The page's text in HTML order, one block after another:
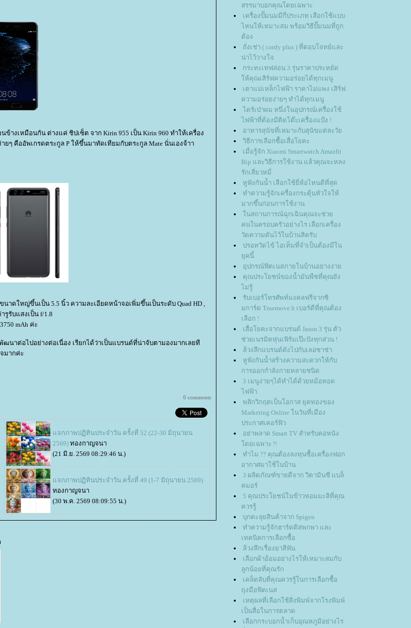
างเหมือนกัน ต่างแค่ ชิปเซ็ต จาก Kirin 955 เป็น Kirin 960 ทำให้เครื่อง
ยๆ คืออัพเกรดตระกูล P ให้ขึ้นมาทัดเทียมกับตระกูล Mate นั่นเองจ้าา
าดใหญ่ขึ้นเป็น 5.5 นิ้ว ความละเอียดหน้าจอเพิ่มขึ้นเป็นระดับ Quad HD ,
รูรับแสงเป็น f/1.8
mAh ค่ะ
าต่อไปอย่างต่อเนื่อง เรียกได้ว่าเป็นแบรนด์ที่น่าจับตามองมากเลยที
มากค่ะ
0 comments
จกภาพปฏิทินประจำวัน ครั้งที่ 52 (22-30 มิถุนายน
2569) ทองกาญจนา
(21 มิ.ย. 2569 08:29:46 น.)
จกภาพปฏิทินประจำวัน ครั้งที่ 49 (1-7 มิถุนายน 2569)
ทองกาญจนา
(30 พ.ค. 2569 08:09:55 น.)
สรรมาบอกคุณโดยเฉพาะ
เครื่องปั๊มนมมีกี่ประเภท เลือกใช้แบบ
ไหนให้เหมาะสม พร้อมวิธีปั๊มนมที่ถูก
ต้อง
ถั่งเช่า ( cordy plus ) ที่ตอบโจทย์และ
น่าไว้วางใจ
กระทะเทฟล่อน 3 รุ่นราคาประหยัด
ห้คุณเสิร์ฟความอร่อยได้ทุกเมนู
เตาแม่เหล็กไฟฟ้า ราคาไม่แพง เสิร์ฟ
ความอร่อยง่ายๆ ทำได้ทุกเมนู
ไดร์เป่าผม หนึ่งในอุปกรณ์เครื่องใช้
ไฟฟ้าที่ต้องมีติดโต๊ะเครื่องแป้ง !
อาหารสุนัขที่เหมาะกับสุนัขแต่ละวั
วิธีการเลือกซื้อเสื่อโยคะ
เมื่อรู้จัก Xiaomi Smartwatch Amazfit
Bip และวิธีการใช้งาน แล้วคุณจะหลง
รักเสี่ยวหมี่
หูฟังกันน้ำ เลือกใช้ยี่ห้อไหนดีที่สุด
ทำความรู้จักเครื่องกระตุ้นหัวใจให้
มากขึ้นก่อนการใช้งาน
นสถานการณ์ฉุกเฉินคุณจะช่ว
คนในครอบครัวอย่างไร เลือกเครื่อง
วัดความดันไว้ในบ้านสิครับ
ปรอทวัดไข้ ไอเท็มที่จำเป็นต้องมีใน
ุคนี้
อุปกรณ์ฟิตเนสภายในบ้านอย่างง่า
คุณประโยชน์ของน้ำมันพืชที่คุณยัง
ไม่รู้
รับเบอร์โทรศัพท์มงคลฟรีจากซิ
มการ์ด Truemove h เบอร์ดีที่คุณต้อง
เลือก !
เสื่อโยคะจากแบรนด์ Jason 3 รุ่น ตัว
ช่วยเนรมิตหุ่นเฟิร์มเป๊ะปังทุกส่วน !
ล้วงลึกแบรนด์ดังไปกับเลอซาช่า
หูฟังกันน้ำสร้างความสะดวกให้กับ
การออกกำลังกายหลายชนิด
3 เมนูง่ายๆได้ทำได้ด้วยหม้อทอด
ไฟฟ้า
พลิกวิกฤตเป็นโอกาส ยุคทองของ
Marketing Online ในวันที่เมือง
ประกาศเคอร์ฟิว
อย่าพลาด Smart TV สำหรับคอหนัง
ดยเฉพาะ !!
ทำไม ?? คุณต้องลงทุนซื้อเครื่องฟอก
อากาศมาใช้ในบ้าน
3 ผลิตภัณฑ์ขายดีจาก วิตามินซี แบล็
คมอร์
5 คุณประโยชน์ในข้าวหอมมะลิที่คุณ
ควรรู้
บุกตะลุยสินค้าจาก Spigen
ทำความรู้จักฮาร์ดดิสพกพา และ
เทคนิคการเลือกซื้อ
ล้วงลึกเรื่องยาสีฟัน
เลือกผ้าอ้อมอย่างไรให้เหมาะสมกับ
ลูกน้อยที่คุณรัก
เคล็ดลับที่คุณควรรู้ในการเลือกซื้อ
ถุงมือฟิตเนส
เหตุผลที่เลือกใช้สิ่งพิมพ์จากโรงพิมพ์
เป็นสื่อในการตลาด
เลือกกระบอกน้ำเก็บอุณหภูมิอย่างไร